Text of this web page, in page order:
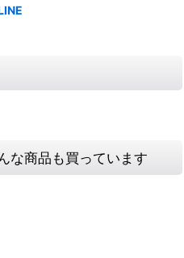
な商品も買っています